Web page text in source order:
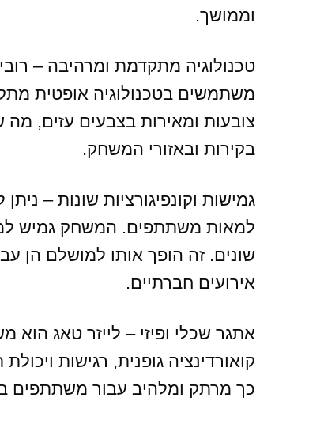
וממושך.
טכנולוגיה מתקדמת ומרהיבה –
משתמשים בטכנולוגיה אופטית
צובעות ומאירות בצבעים עזים, מה
בקירות ובאזורי המשחק.
גמישות וקונפיגורציות שונות –
למאות משתתפים. המשחק גמיש
שונים. זה הופך אותו למושלם הן
אירועים חברתיים.
אתגר שכלי ופיזי – לייזר טאג
קואורדינציה גופנית, רגישות
כך מרתק ומלהיב עבור משתתפים